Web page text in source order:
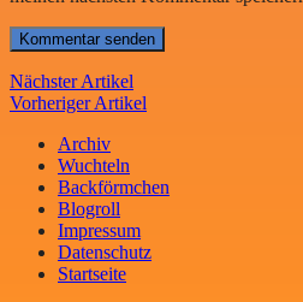
Nächster Artikel
Vorheriger Artikel
Archiv
Wuchteln
Backförmchen
Blogroll
Impressum
Datenschutz
Startseite